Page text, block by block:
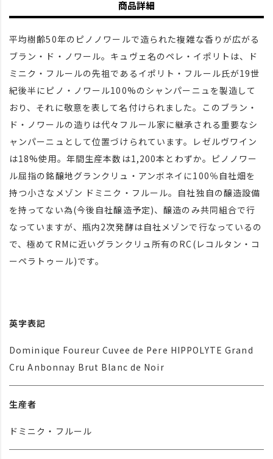
商品詳細
平均樹齢50年のピノノワールで造られた複雑な香りが広がる
ブラン・ド・ノワール。キュヴェ名のペレ・イポリトは、ド
ミニク・フルールの先祖であるイポリト・フルール氏が19世
紀後半にピノ・ノワール100%のシャンパーニュを製造して
おり、それに敬意を表して名付けられました。このブラン・
ド・ノワールの造りは代々フルール家に継承される重要なシ
ャンパーニュとして位置づけられています。レゼルヴワイン
は18%使用。年間生産本数は1,200本とわずか。ピノノワー
ル屈指の銘醸地グランクリュ・アンボネイに100％自社畑を
持つ小さなメゾン ドミニク・フルール。自社独自の醸造設備
を持ってない為(今後自社醸造予定)、醸造のみ共同組合で行
なっていますが、瓶内2次発酵は自社メゾンで行なっているの
で、極めてRMに近いグランクリュ所有のRC(レコルタン・コ
ーペラトゥール)です。
英字表記
Dominique Foureur Cuvee de Pere HIPPOLYTE Grand
Cru Anbonnay Brut Blanc de Noir
生産者
ドミニク・フルール